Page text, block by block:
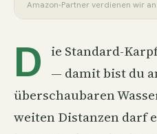
Amazon-Partner verdienen wir
D
ie Standard-
— damit bist du
überschaubaren
weiten Distanzen darf